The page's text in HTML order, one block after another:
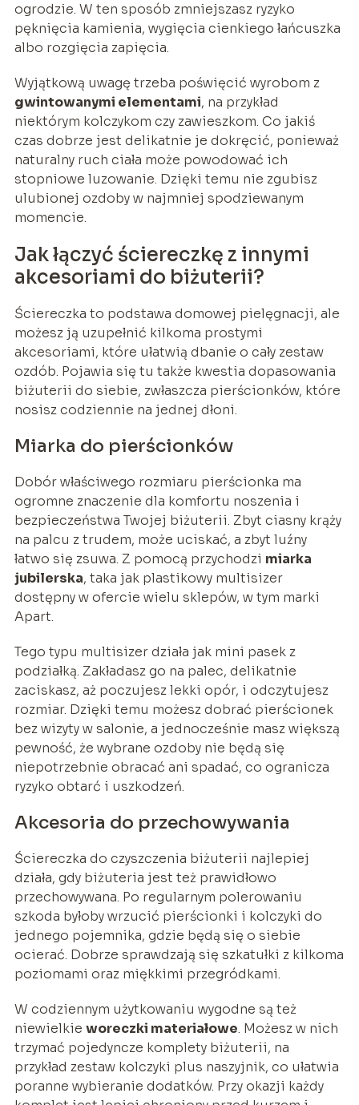
ogrodzie. W ten sposób zmniejszasz ryzyko
pęknięcia kamienia, wygięcia cienkiego łańcuszka
albo rozgięcia zapięcia.
Wyjątkową uwagę trzeba poświęcić wyrobom z
gwintowanymi elementami, na przykład
niektórym kolczykom czy zawieszkom. Co jakiś
czas dobrze jest delikatnie je dokręcić, ponieważ
naturalny ruch ciała może powodować ich
stopniowe luzowanie. Dzięki temu nie zgubisz
ulubionej ozdoby w najmniej spodziewanym
momencie.
Jak łączyć ściereczkę z innymi
akcesoriami do biżuterii?
Ściereczka to podstawa domowej pielęgnacji, ale
możesz ją uzupełnić kilkoma prostymi
akcesoriami, które ułatwią dbanie o cały zestaw
ozdób. Pojawia się tu także kwestia dopasowania
biżuterii do siebie, zwłaszcza pierścionków, które
nosisz codziennie na jednej dłoni.
Miarka do pierścionków
Dobór właściwego rozmiaru pierścionka ma
ogromne znaczenie dla komfortu noszenia i
bezpieczeństwa Twojej biżuterii. Zbyt ciasny krąży
na palcu z trudem, może uciskać, a zbyt luźny
łatwo się zsuwa. Z pomocą przychodzi miarka
jubilerska, taka jak plastikowy multisizer
dostępny w ofercie wielu sklepów, w tym marki
Apart.
Tego typu multisizer działa jak mini pasek z
podziałką. Zakładasz go na palec, delikatnie
zaciskasz, aż poczujesz lekki opór, i odczytujesz
rozmiar. Dzięki temu możesz dobrać pierścionek
bez wizyty w salonie, a jednocześnie masz większą
pewność, że wybrane ozdoby nie będą się
niepotrzebnie obracać ani spadać, co ogranicza
ryzyko obtarć i uszkodzeń.
Akcesoria do przechowywania
Ściereczka do czyszczenia biżuterii najlepiej
działa, gdy biżuteria jest też prawidłowo
przechowywana. Po regularnym polerowaniu
szkoda byłoby wrzucić pierścionki i kolczyki do
jednego pojemnika, gdzie będą się o siebie
ocierać. Dobrze sprawdzają się szkatułki z kilkoma
poziomami oraz miękkimi przegródkami.
W codziennym użytkowaniu wygodne są też
niewielkie woreczki materiałowe. Możesz w nich
trzymać pojedyncze komplety biżuterii, na
przykład zestaw kolczyki plus naszyjnik, co ułatwia
poranne wybieranie dodatków. Przy okazji każdy